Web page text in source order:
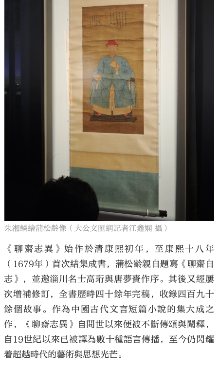
朱湘鱗繪蒲松齡像（大公文匯網記者江鑫嫻 攝）
《聊齋志異》始作於清康熙初年，至康熙十八年
（1679年）首次結集成書，蒲松齡親自題寫《聊齋自
志》，並邀淄川名士高珩與唐夢賚作序。其後又經屢
次增補修訂，全書歷時四十餘年完稿，收錄四百九十
餘個故事。作為中國古代文言短篇小說的集大成之
作，《聊齋志異》自問世以來便被不斷傳頌與闡釋，
自19世紀以來已被譯為數十種語言傳播，至今仍閃耀
着超越時代的藝術與思想光芒。